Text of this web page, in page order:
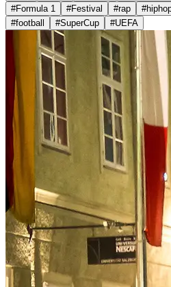
#Formula 1 #Festival #rap #
#football #SuperCup #UEFA